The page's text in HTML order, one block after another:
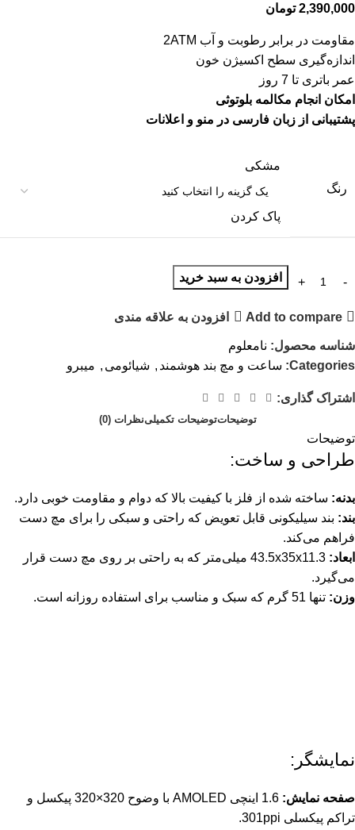
2,390,000 تومان
مقاومت در برابر رطوبت و آب 2ATM
اندازه‌گیری سطح اکسیژن خون
عمر باتری تا 7 روز
امکان انجام مکالمه بلوتوثی
پشتیبانی از زبان فارسی در منو و اعلانات
رنگ
مشکی
پاک کردن
افزودن به سبد خرید
Add to compare افزودن به علاقه مندی
شناسه محصول: نامعلوم
Categories: ساعت و مچ بند هوشمند , شیائومی , میبرو
اشتراک گذاری:
توضیحاتتوضیحات تکمیلینظرات (0)
توضیحات
طراحی و ساخت:
بدنه: ساخته شده از فلز با کیفیت بالا که دوام و مقاومت خوبی دارد.
بند: بند سیلیکونی قابل تعویض که راحتی و سبکی را برای مچ دست
فراهم می‌کند.
ابعاد:
43.5x35x11.3 میلی‌متر که به راحتی بر روی مچ دست قرار
می‌گیرد.
وزن: تنها 51 گرم که سبک و مناسب برای استفاده روزانه است.
نمایشگر:
صفحه نمایش:
1.6 اینچی AMOLED با وضوح 320×320 پیکسل و
تراکم پیکسلی 301ppi.